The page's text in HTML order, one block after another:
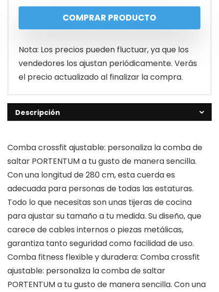
COMPRAR PRODUCTO
Nota: Los precios pueden fluctuar, ya que los
vendedores los ajustan periódicamente. Verás
el precio actualizado al finalizar la compra.
Descripción
Comba crossfit ajustable: personaliza la comba de
saltar PORTENTUM a tu gusto de manera sencilla.
Con una longitud de 280 cm, esta cuerda es
adecuada para personas de todas las estaturas.
Todo lo que necesitas son unas tijeras de cocina
para ajustar su tamaño a tu medida. Su diseño, que
carece de cables internos o piezas metálicas,
garantiza tanto seguridad como facilidad de uso.
Comba fitness flexible y duradera: Comba crossfit
ajustable: personaliza la comba de saltar
PORTENTUM a tu gusto de manera sencilla. Con una